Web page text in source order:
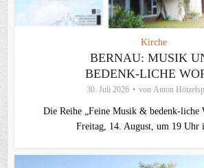
Kirche
BERNAU: MUSIK
BEDENK-LICHE
30. Juli 2026 von Anton
Die Reihe „Feine Musik & bedenk-liche
Freitag, 14. August, um 19 Uhr